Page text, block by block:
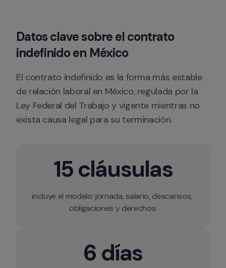
Datos clave sobre el contrato
indefinido en México
El contrato indefinido es la forma más estable
de relación laboral en México, regulada por la
Ley Federal del Trabajo y vigente mientras no
exista causa legal para su terminación.
15 cláusulas
incluye el modelo: jornada, salario, descansos,
6 días